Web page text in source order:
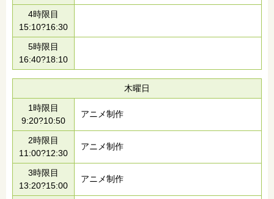
4時限目
15:10?16:30
5時限目
16:40?18:10
木曜日
1時限目
9:20?10:50
アニメ制作
2時限目
11:00?12:30
アニメ制作
3時限目
13:20?15:00
アニメ制作